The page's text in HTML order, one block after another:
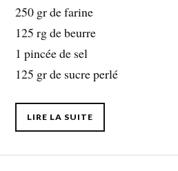
250 gr de farine
125 rg de beurre
1 pincée de sel
125 gr de sucre perlé
LIRE LA SUITE